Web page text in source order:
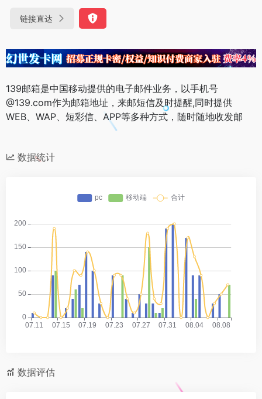
链接直达
139邮箱是中国移动提供的电子邮件业务，以手机号
@139.com作为邮箱地址，来邮短信及时提醒,同时提供
WEB、WAP、短彩信、APP等多种方式，随时随地收发邮
数据统计
数据评估